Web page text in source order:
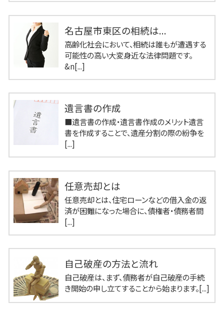
名古屋市東区の相続は...
高齢化社会において、相続は誰もが遭遇する
可能性の高い大変身近な法律問題です。
&n[...]
遺言書の作成
■遺言書の作成・遺言書作成のメリット遺言
書を作成することで、遺産分割の際の紛争を
[...]
任意売却とは
任意売却とは、住宅ローンなどの借入金の返
済が困難になった場合に、債権者・債務者間
[...]
自己破産の方法と流れ
自己破産は、まず、債務者が自己破産の手続
き開始の申し立てすることから始まります。[...]